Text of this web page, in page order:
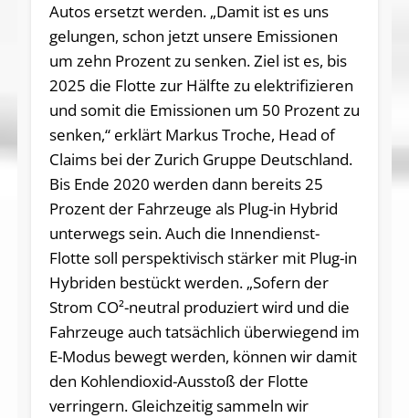
Autos ersetzt werden. „Damit ist es uns
gelungen, schon jetzt unsere Emissionen
um zehn Prozent zu senken. Ziel ist es, bis
2025 die Flotte zur Hälfte zu elektrifizieren
und somit die Emissionen um 50 Prozent zu
senken,“ erklärt Markus Troche, Head of
Claims bei der Zurich Gruppe Deutschland.
Bis Ende 2020 werden dann bereits 25
Prozent der Fahrzeuge als Plug-in Hybrid
unterwegs sein. Auch die Innendienst-
Flotte soll perspektivisch stärker mit Plug-in
Hybriden bestückt werden. „Sofern der
Strom CO²-neutral produziert wird und die
Fahrzeuge auch tatsächlich überwiegend im
E-Modus bewegt werden, können wir damit
den Kohlendioxid-Ausstoß der Flotte
verringern. Gleichzeitig sammeln wir